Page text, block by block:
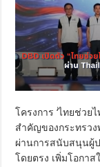
โครงการ ‘ไทยช่วย
สำคัญของกระทรว
ผ่านการสนับสนุนผู้ป
โดยตรง เพิ่มโอกา